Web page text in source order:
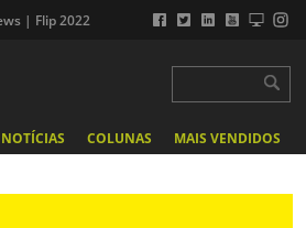
| Flip 2022
NOTÍCIAS COLUNAS MAIS VENDIDOS